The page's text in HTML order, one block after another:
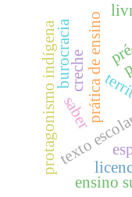
prática de ensino
texto
protagonismo indígenasaber
creche
burocracia